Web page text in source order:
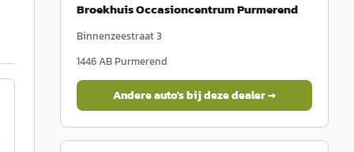
Broekhuis Occasioncentrum Purmerend
Binnenzeestraat 3
1446 ABPurmerend
Andere auto's bij deze dealer →